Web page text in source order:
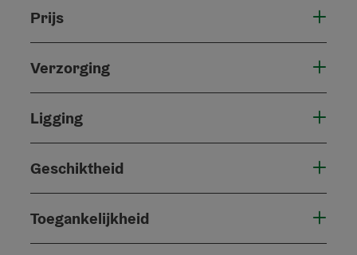
Prijs
Verzorging
Ligging
Geschiktheid
Toegankelijkheid